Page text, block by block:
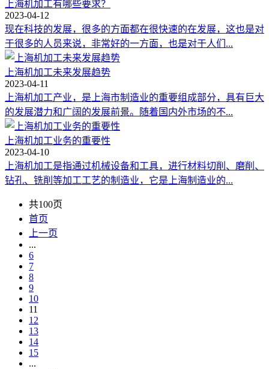
上海机加工有哪些要求？
2023-04-12
现在科技的发展，很多的方面都在很快速的在发展，这也是对
于很多的人员来说，非常好的一方面，也是对于人们...
上海机加工未来发展趋势
2023-04-11
上海机加工产业，是上海市制造业的重要组成部分，具有巨大
的发展潜力和广阔的发展前景。随着国内外市场的不...
上海机加工业务的重要性
2023-04-10
上海机加工是指通过机械设备和工具，进行材料切削、磨削、
钻孔、铣削等加工工艺的制造业，它是上海制造业的...
共100页
首页
上一页
...
6
7
8
9
10
11
12
13
14
15
...